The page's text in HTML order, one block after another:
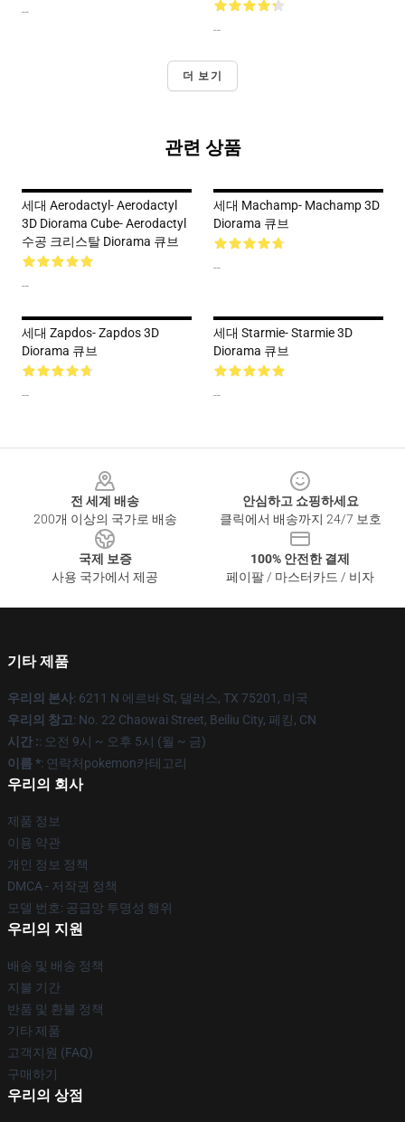
--
--
더 보기
관련 상품
세대 Aerodactyl- Aerodactyl
3D Diorama Cube- Aerodactyl
수공 크리스탈 Diorama 큐브
--
세대 Machamp- Machamp 3D
Diorama 큐브
--
세대 Zapdos- Zapdos 3D
Diorama 큐브
--
세대 Starmie- Starmie 3D
Diorama 큐브
--
전 세계 배송
200개 이상의 국가로 배송
안심하고 쇼핑하세요
클릭에서 배송까지 24/7 보호
국제 보증
사용 국가에서 제공
100% 안전한 결제
페이팔 / 마스터카드 / 비자
기타 제품
우리의 본사: 6211 N 에르바 St, 댈러스, TX 75201, 미국
우리의 창고: No. 22 Chaowai Street, Beiliu City, 페킹, CN
시간 :: 오전 9시 ~ 오후 5시 (월 ~ 금)
이름 *: 연락처pokemon카테고리
우리의 회사
제품 정보
이용 약관
개인 정보 정책
DMCA - 저작권 정책
모델 번호: 공급망 투명성 행위
우리의 지원
배송 및 배송 정책
지불 기간
반품 및 환불 정책
기타 제품
고객지원 (FAQ)
구매하기
우리의 상점